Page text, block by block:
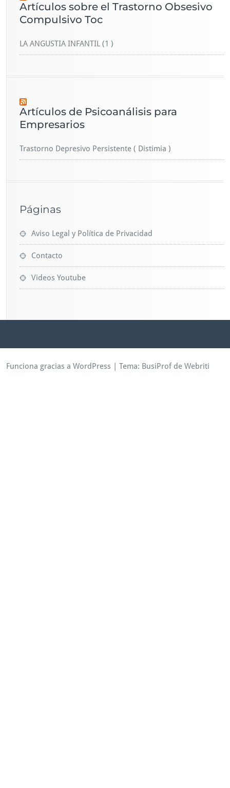
Artículos sobre el Trastorno Obsesivo
Compulsivo Toc
LA ANGUSTIA INFANTIL (1 )
Artículos de Psicoanálisis para
Empresarios
Trastorno Depresivo Persistente ( Distimia )
Páginas
Aviso Legal y Política de Privacidad
Contacto
Videos Youtube
Funciona gracias a WordPress | Tema: BusiProf de Webriti